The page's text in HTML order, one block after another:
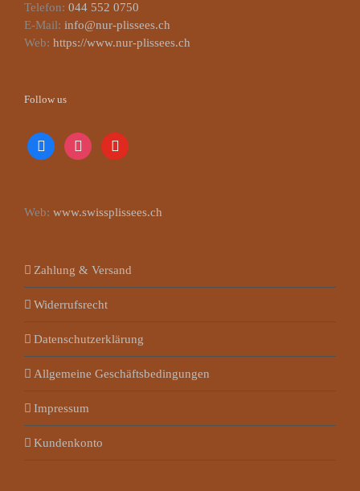
Telefon: 044 552 0750
E-Mail: info@nur-plissees.ch
Web: https://www.nur-plissees.ch
Follow us
facebookinstagramyoutube
Web: www.swissplissees.ch
Zahlung & Versand
Widerrufsrecht
Datenschutzerklärung
Allgemeine Geschäftsbedingungen
Impressum
Kundenkonto